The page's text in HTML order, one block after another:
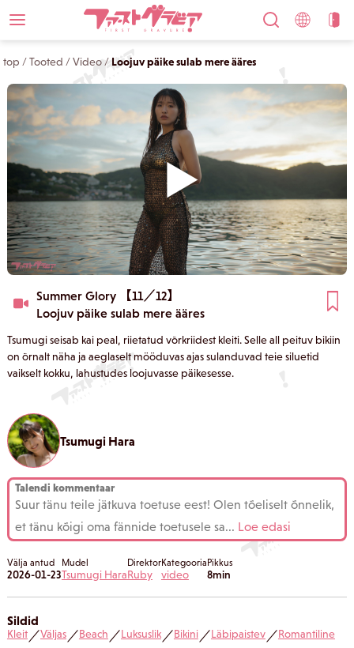
top /Tooted /Video/ Loojuv päike sulab mere ääres
Summer Glory 【11／12】
Loojuv päike sulab mere ääres
Tsumugi seisab kai peal, riietatud võrkriidest kleiti. Selle all peituv bikiin
on õrnalt näha ja aeglaselt mööduvas ajas sulanduvad teie siluetid
vaikselt kokku, lahustudes loojuvasse päikesesse.
Tsumugi Hara
Talendi kommentaar
Suur tänu teile jätkuva toetuse eest! Olen tõeliselt õnnelik,
et tänu kõigi oma fännide toetusele sa... Loe edasi
Välja antud
2026-01-23
Mudel
Tsumugi Hara
Direktor
Ruby
Kategooria
video
Pikkus
8min
Sildid
Kleit／Väljas／Beach／Luksuslik／Bikini／Läbipaistev／Romantiline